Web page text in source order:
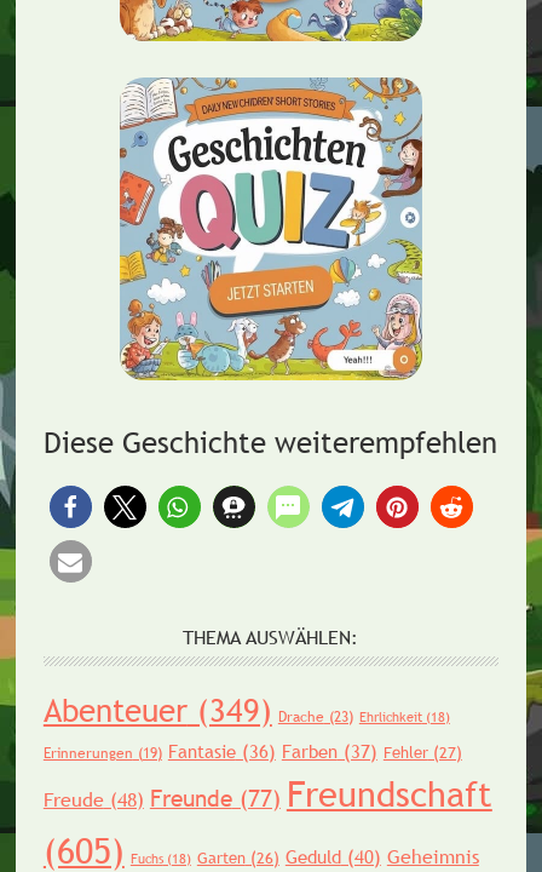
Diese Geschichte weiterempfehlen
THEMA AUSWÄHLEN:
Abenteuer(349) Drache (23) Ehrlichkeit(18)
Erinnerungen (19) Fantasie(36) Farben(37) Fehler(27)
Freude(48) Freunde(77) Freundschaft
(605) Fuchs(18) Garten(26) Geduld(40) Geheimnis